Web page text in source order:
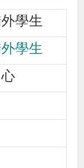
學生
學生